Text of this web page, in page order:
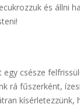
és állni
csésze
rá fűszerként,
kísérletezzünk,